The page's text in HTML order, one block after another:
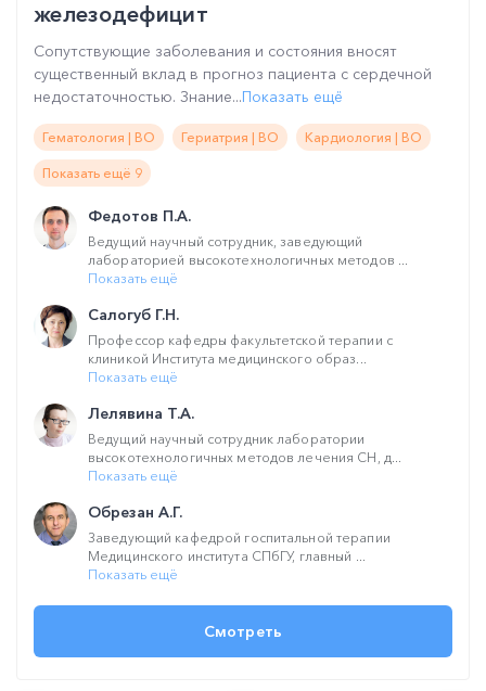
железодефицит
Сопутствующие заболевания и состояния вносят
существенный вклад в прогноз пациента с сердечной
недостаточностью. Знание...Показать ещё
Гематология | ВО Гериатрия | ВО Кардиология | ВО
Показать ещё 9
Федотов П.А.
Ведущий научный сотрудник, заведующий
лабораторией высокотехнологичных методов ...
Показать ещё
Салогуб Г.Н.
Профессор кафедры факультетской терапии с
клиникой Института медицинского образ...
Показать ещё
Лелявина Т.А.
Ведущий научный сотрудник лаборатории
высокотехнологичных методов лечения СН, д...
Показать ещё
Обрезан А.Г.
Заведующий кафедрой госпитальной терапии
Медицинского института СПбГУ, главный ...
Показать ещё
Смотреть